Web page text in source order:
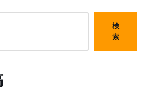
検
索